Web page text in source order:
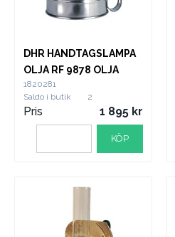
DHR HANDTAGSLAMPA
OLJA RF 9878 OLJA
1820281
Saldo i butik
2
Pris 1 895
KÖP